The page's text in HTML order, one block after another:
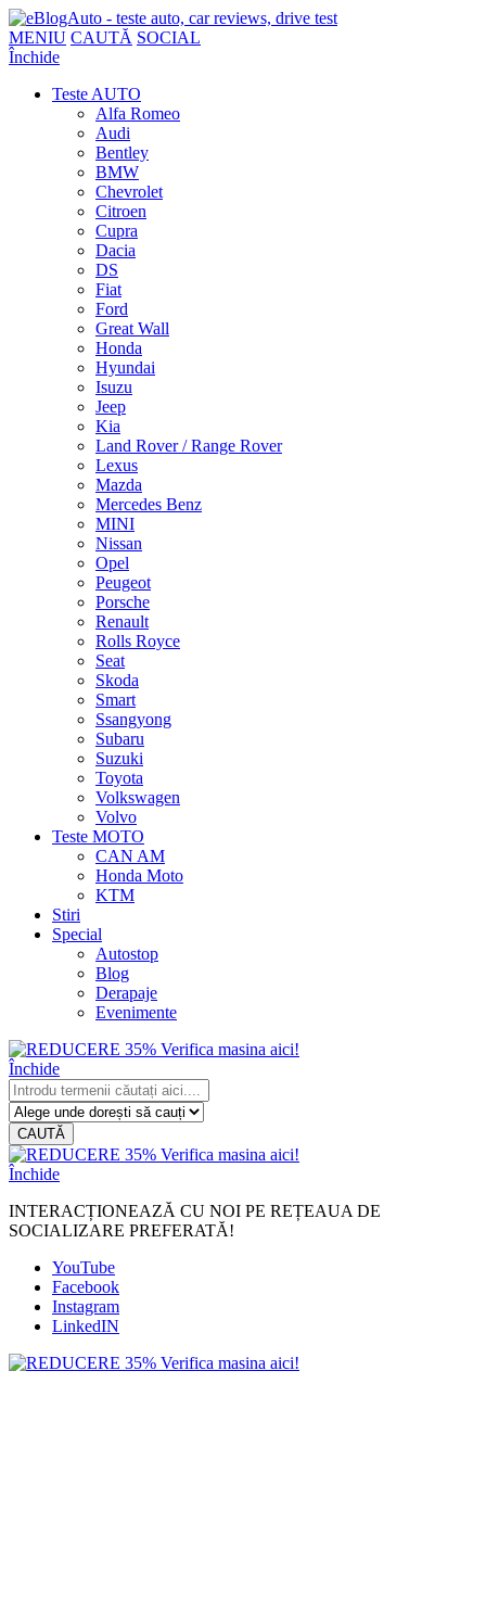
MENIU CAUTĂ SOCIAL
Închide
Teste AUTO
Alfa Romeo
Audi
Bentley
BMW
Chevrolet
Citroen
Cupra
Dacia
DS
Fiat
Ford
Great Wall
Honda
Hyundai
Isuzu
Jeep
Kia
Land Rover / Range Rover
Lexus
Mazda
Mercedes Benz
MINI
Nissan
Opel
Peugeot
Porsche
Renault
Rolls Royce
Seat
Skoda
Smart
Ssangyong
Subaru
Suzuki
Toyota
Volkswagen
Volvo
Teste MOTO
CAN AM
Honda Moto
KTM
Stiri
Special
Autostop
Blog
Derapaje
Evenimente
Închide
CAUTĂ
Închide
INTERACȚIONEAZĂ CU NOI PE REȚEAUA DE
SOCIALIZARE PREFERATĂ!
YouTube
Facebook
Instagram
LinkedIN